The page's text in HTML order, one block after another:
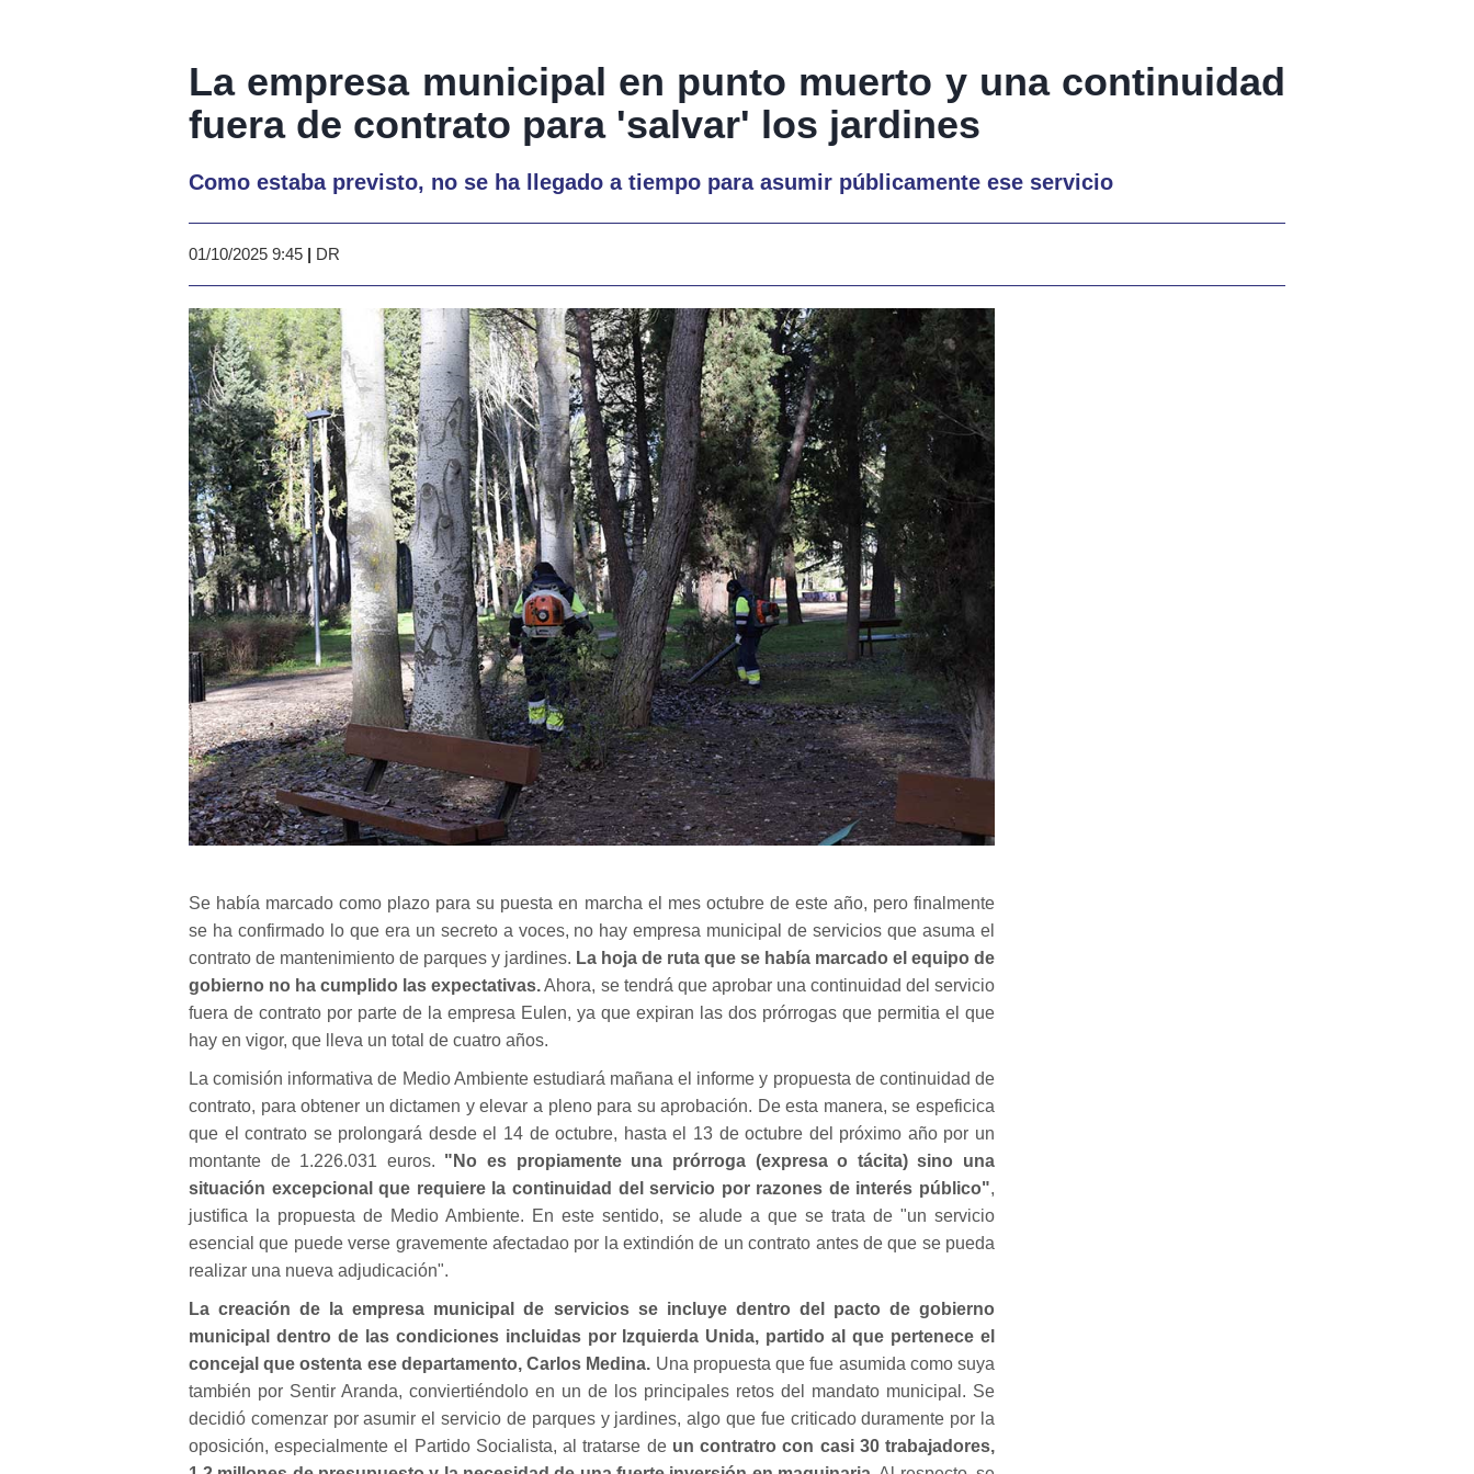
La empresa municipal en punto muerto y una continuidad
fuera de contrato para 'salvar' los jardines
Como estaba previsto, no se ha llegado a tiempo para asumir públicamente ese servicio
01/10/2025 9:45 | DR
Se había marcado como plazo para su puesta en marcha el mes octubre de este año, pero finalmente
se ha confirmado lo que era un secreto a voces, no hay empresa municipal de servicios que asuma el
contrato de mantenimiento de parques y jardines. La hoja de ruta que se había marcado el equipo de
gobierno no ha cumplido las expectativas.Ahora, se tendrá que aprobar una continuidad del servicio
fuera de contrato por parte de la empresa Eulen, ya que expiran las dos prórrogas que permitia el que
hay en vigor, que lleva un total de cuatro años.
La comisión informativa de Medio Ambiente estudiará mañana el informe y propuesta de continuidad de
contrato, para obtener un dictamen y elevar a pleno para su aprobación. De esta manera, se espeficica
que el contrato se prolongará desde el 14 de octubre, hasta el 13 de octubre del próximo año por un
montante de 1.226.031 euros. "No es propiamente una prórroga (expresa o tácita) sino una
situación excepcional que requiere la continuidad del servicio por razones de interés público",
justifica la propuesta de Medio Ambiente. En este sentido, se alude a que se trata de "un servicio
esencial que puede verse gravemente afectadao por la extindión de un contrato antes de que se pueda
realizar una nueva adjudicación".
La creación de la empresa municipal de servicios se incluye dentro del pacto de gobierno
municipal dentro de las condiciones incluidas por Izquierda Unida, partido al que pertenece el
concejal que ostenta ese departamento, Carlos Medina. Una propuesta que fue asumida como suya
también por Sentir Aranda, conviertiéndolo en un de los principales retos del mandato municipal. Se
decidió comenzar por asumir el servicio de parques y jardines, algo que fue criticado duramente por la
oposición, especialmente el Partido Socialista, al tratarse deun contratro con casi 30 trabajadores,